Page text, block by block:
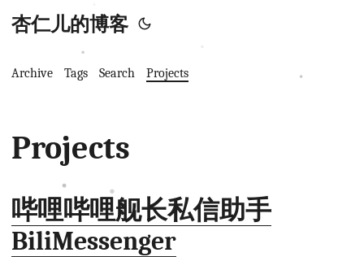
杏仁儿的博客
Archive Tags Search Projects
Projects
哔哩哔哩舰长私信助手
BiliMessenger